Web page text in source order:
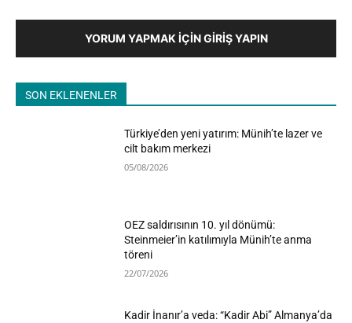
YORUM YAPMAK İÇIN GIRIŞ YAPIN
SON EKLENENLER
Türkiye’den yeni yatırım: Münih’te lazer ve
cilt bakım merkezi
05/08/2026
OEZ saldırısının 10. yıl dönümü:
Steinmeier’in katılımıyla Münih’te anma
töreni
22/07/2026
Kadir İnanır’a veda: “Kadir Abi” Almanya’da